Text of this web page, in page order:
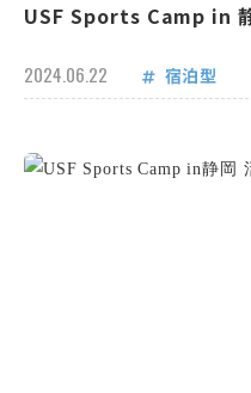
USF Sports Camp in
2024.06.22 宿泊型